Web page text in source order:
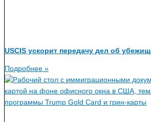
USCIS ускорит передачу дел об
Подробнее »